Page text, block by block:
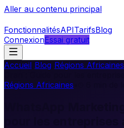
Aller au contenu principal
FonctionnalitésAPITarifsBlog
ConnexionEssai gratuit
Accueil Blog Régions Africaines
Régions Africaines